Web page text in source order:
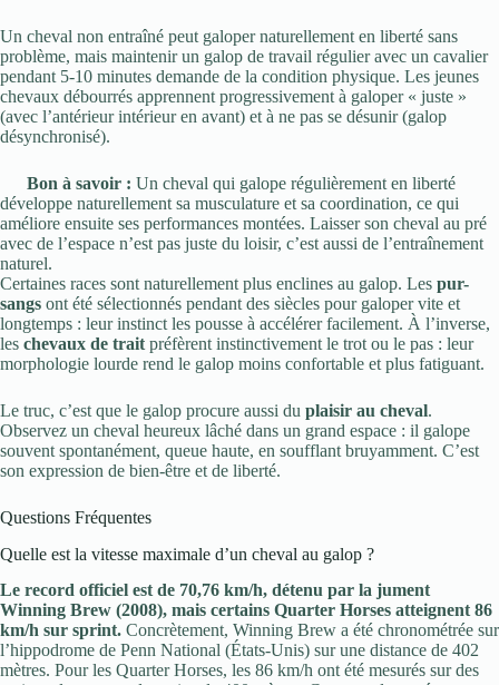
Un cheval non entraîné peut galoper naturellement en liberté sans
problème, mais maintenir un galop de travail régulier avec un cavalier
pendant 5-10 minutes demande de la condition physique. Les jeunes
chevaux débourrés apprennent progressivement à galoper « juste »
(avec l’antérieur intérieur en avant) et à ne pas se désunir (galop
désynchronisé).
Bon à savoir : Un cheval qui galope régulièrement en liberté
développe naturellement sa musculature et sa coordination, ce qui
améliore ensuite ses performances montées. Laisser son cheval au pré
avec de l’espace n’est pas juste du loisir, c’est aussi de l’entraînement
naturel.
Certaines races sont naturellement plus enclines au galop. Les pur-
sangs ont été sélectionnés pendant des siècles pour galoper vite et
longtemps : leur instinct les pousse à accélérer facilement. À l’inverse,
les chevaux de trait préfèrent instinctivement le trot ou le pas : leur
morphologie lourde rend le galop moins confortable et plus fatiguant.
Le truc, c’est que le galop procure aussi du plaisir au cheval.
Observez un cheval heureux lâché dans un grand espace : il galope
souvent spontanément, queue haute, en soufflant bruyamment. C’est
son expression de bien-être et de liberté.
Questions Fréquentes
Quelle est la vitesse maximale d’un cheval au galop ?
Le record officiel est de 70,76 km/h, détenu par la jument
Winning Brew (2008), mais certains Quarter Horses atteignent 86
km/h sur sprint. Concrètement, Winning Brew a été chronométrée sur
l’hippodrome de Penn National (États-Unis) sur une distance de 402
mètres. Pour les Quarter Horses, les 86 km/h ont été mesurés sur des